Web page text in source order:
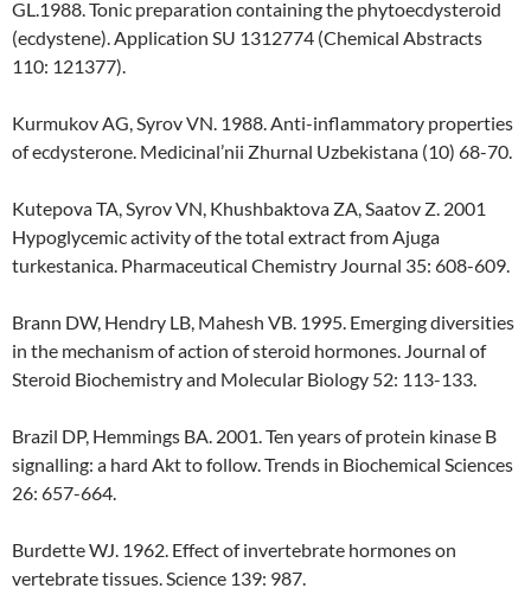
GL.1988. Tonic preparation containing the phytoecdysteroid
(ecdystene). Application SU 1312774 (Chemical Abstracts
110: 121377).
Kurmukov AG, Syrov VN. 1988. Anti-inflammatory properties
of ecdysterone. Medicinal’nii Zhurnal Uzbekistana (10) 68-70.
Kutepova TA, Syrov VN, Khushbaktova ZA, Saatov Z. 2001
Hypoglycemic activity of the total extract from Ajuga
turkestanica. Pharmaceutical Chemistry Journal 35: 608-609.
Brann DW, Hendry LB, Mahesh VB. 1995. Emerging diversities
in the mechanism of action of steroid hormones. Journal of
Steroid Biochemistry and Molecular Biology 52: 113-133.
Brazil DP, Hemmings BA. 2001. Ten years of protein kinase B
signalling: a hard Akt to follow. Trends in Biochemical Sciences
26: 657-664.
Burdette WJ. 1962. Effect of invertebrate hormones on
vertebrate tissues. Science 139: 987.